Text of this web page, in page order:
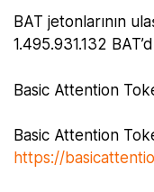
BAT jetonlarının
1.495.931.132
Basic Attention
Basic Attention
https://